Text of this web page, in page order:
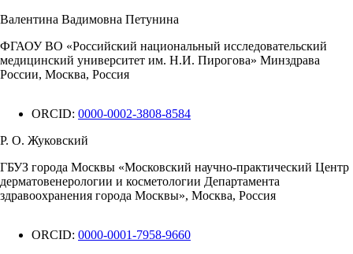
Валентина Вадимовна Петунина
ФГАОУ ВО «Российский национальный исследовательский
медицинский университет им. Н.И. Пирогова» Минздрава
России, Москва, Россия
ORCID: 0000-0002-3808-8584
Р. О. Жуковский
ГБУЗ города Москвы «Московский научно-практический Центр
дерматовенерологии и косметологии Департамента
здравоохранения города Москвы», Москва, Россия
ORCID: 0000-0001-7958-9660